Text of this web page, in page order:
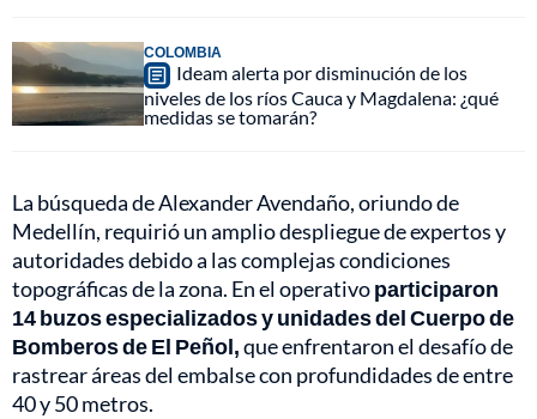
COLOMBIA
Ideam alerta por disminución de los
niveles de los ríos Cauca y Magdalena: ¿qué
medidas se tomarán?
La búsqueda de Alexander Avendaño, oriundo de
Medellín, requirió un amplio despliegue de expertos y
autoridades debido a las complejas condiciones
topográficas de la zona. En el operativoparticiparon
14 buzos especializados y unidades del Cuerpo de
Bomberos de El Peñol,que enfrentaron el desafío de
rastrear áreas del embalse con profundidades de entre
40 y 50 metros.